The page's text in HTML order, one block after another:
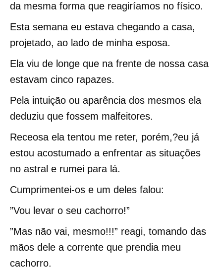
da mesma forma que reagiríamos no físico.
Esta semana eu estava chegando a casa,
projetado, ao lado de minha esposa.
Ela viu de longe que na frente de nossa casa
estavam cinco rapazes.
Pela intuição ou aparência dos mesmos ela
deduziu que fossem malfeitores.
Receosa ela tentou me reter, porém,?eu já
estou acostumado a enfrentar as situações
no astral e rumei para lá.
Cumprimentei-os e um deles falou:
”Vou levar o seu cachorro!”
”Mas não vai, mesmo!!!” reagi, tomando das
mãos dele a corrente que prendia meu
cachorro.